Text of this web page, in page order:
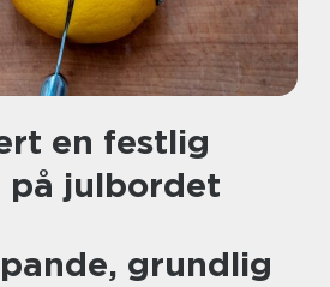
en festlig
på julbordet
grundlig